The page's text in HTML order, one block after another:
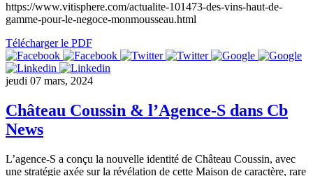
https://www.vitisphere.com/actualite-101473-des-vins-haut-de-
gamme-pour-le-negoce-monmousseau.html
Télécharger le PDF
jeudi 07 mars, 2024
Château Coussin & l’Agence-S dans Cb
News
L’agence-S a conçu la nouvelle identité de Château Coussin, avec
une stratégie axée sur la révélation de cette Maison de caractère, rare